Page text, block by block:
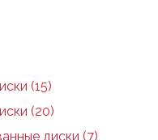
(15)
(20)
диски (7)